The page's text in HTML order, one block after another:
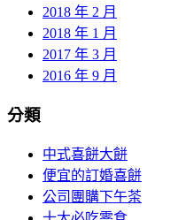
2018 年 2 月
2018 年 1 月
2017 年 3 月
2016 年 9 月
分類
中式喜餅大餅
便宜的訂婚喜餅
公司團購下午茶